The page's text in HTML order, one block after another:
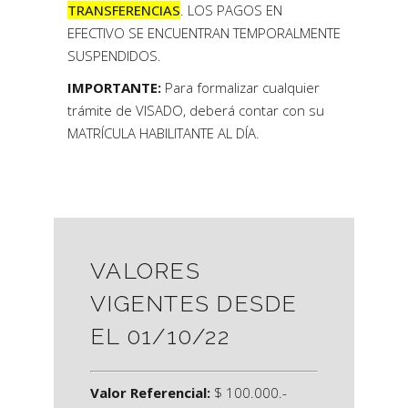
TRANSFERENCIAS. LOS PAGOS EN
EFECTIVO SE ENCUENTRAN TEMPORALMENTE
SUSPENDIDOS.
IMPORTANTE: Para formalizar cualquier
trámite de VISADO, deberá contar con su
MATRÍCULA HABILITANTE AL DÍA.
VALORES
VIGENTES DESDE
EL 01/10/22
Valor Referencial: $ 100.000.-